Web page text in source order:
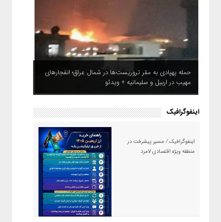
حمله پهپادی به مقر تروریست‌ها در شمال عراق؛ انفجارهای
مهیب در اربیل و سلیمانیه + ویدئو
اینفوگرافیک
اینفوگرافیک / مسیر پیشرفت در
منطقه ویژه اقتصادی لامرد